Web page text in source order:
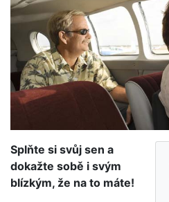
Splňte si svůj sen a
dokažte sobě i svým
blízkým, že na to máte!